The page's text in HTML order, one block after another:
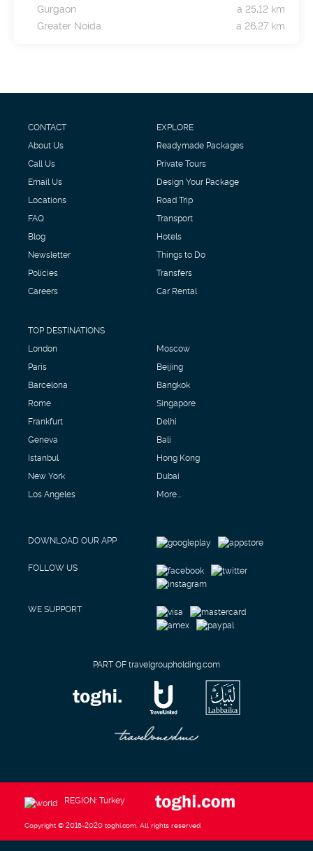
Gurgaon
a 25,12 km
Greater Noida
a 26,27 km
CONTACT
About Us
Call Us
Email Us
Locations
FAQ
Blog
Newsletter
Policies
Careers
EXPLORE
Readymade Packages
Private Tours
Design Your Package
Road Trip
Transport
Hotels
Things to Do
Transfers
Car Rental
TOP DESTINATIONS
London
Paris
Barcelona
Rome
Frankfurt
Geneva
Istanbul
New York
Los Angeles
Moscow
Beijing
Bangkok
Singapore
Delhi
Bali
Hong Kong
Dubai
More...
DOWNLOAD OUR APP
FOLLOW US
WE SUPPORT
PART OF travelgroupholding.com
REGION: Turkey
Copyright © 2018-2020 toghi.com. All rights reserved